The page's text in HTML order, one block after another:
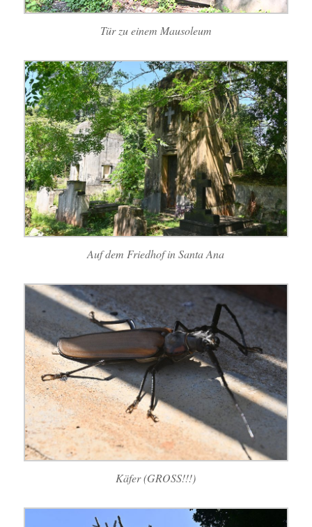
Tür zu einem Mausoleum
Auf dem Friedhof in Santa Ana
Käfer (GROSS!!!)